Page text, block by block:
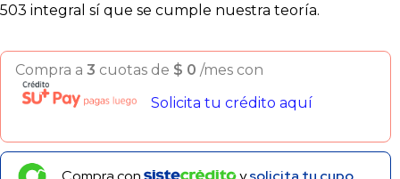
503 integral sí que se cumple nuestra teoría.
Compra a 3 cuotas de $ 0 /mes con
Solicita tu crédito aquí